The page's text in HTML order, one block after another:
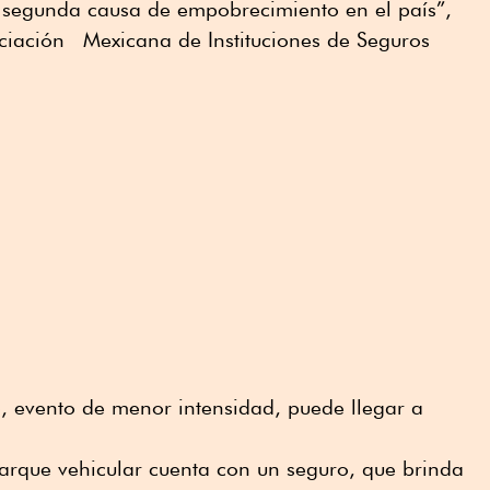
causa de empobrecimiento en el país”,
Mexicana de Instituciones de Seguros
evento de menor intensidad, puede llegar a
vehicular cuenta con un seguro, que brinda